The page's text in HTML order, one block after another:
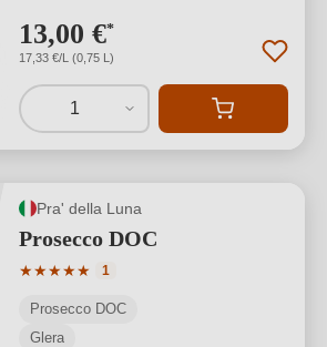
13,00 €*
17,33 €/L (0,75 L)
1
Pra' della Luna
Prosecco DOC
★★★★★
Durchschnittliche Bewertung von 5
1
Prosecco DOC
Glera